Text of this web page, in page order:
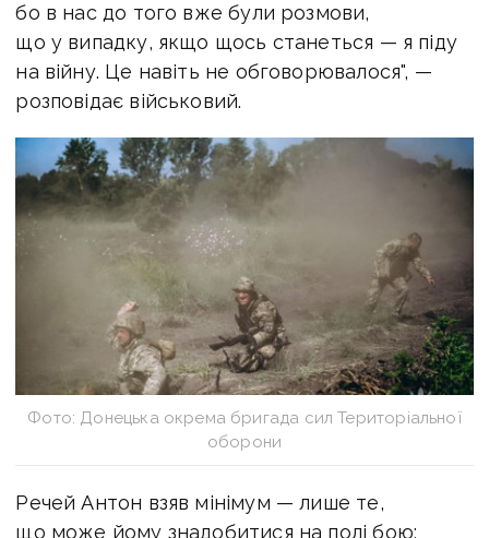
бо в нас до того вже були розмови,
що у випадку, якщо щось станеться — я піду
на війну. Це навіть не обговорювалося", —
розповідає військовий.
Фото: Донецька окрема бригада сил Територіальної
оборони
Речей Антон взяв мінімум — лише те,
що може йому знадобитися на полі бою: